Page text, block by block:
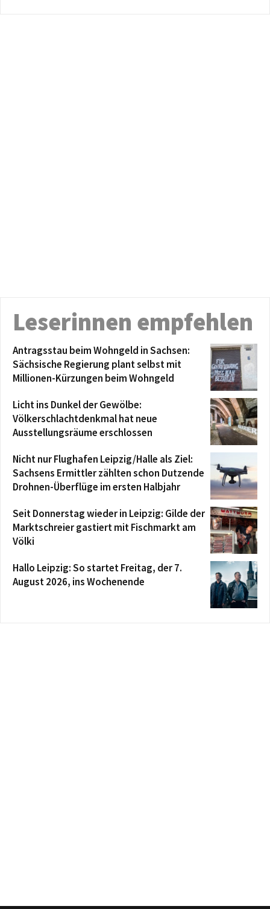
Leserinnen empfehlen
Antragsstau beim Wohngeld in Sachsen:
Sächsische Regierung plant selbst mit
Millionen-Kürzungen beim Wohngeld
Licht ins Dunkel der Gewölbe:
Völkerschlachtdenkmal hat neue
Ausstellungsräume erschlossen
Nicht nur Flughafen Leipzig/Halle als Ziel:
Sachsens Ermittler zählten schon Dutzende
Drohnen-Überflüge im ersten Halbjahr
Seit Donnerstag wieder in Leipzig: Gilde der
Marktschreier gastiert mit Fischmarkt am
Völki
Hallo Leipzig: So startet Freitag, der 7.
August 2026, ins Wochenende